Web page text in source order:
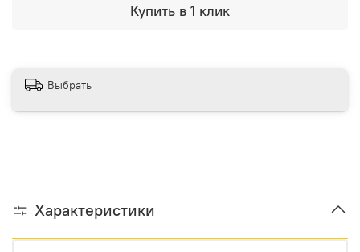
Купить в 1 клик
Выбрать
Характеристики